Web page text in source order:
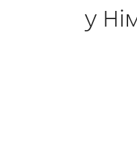
у